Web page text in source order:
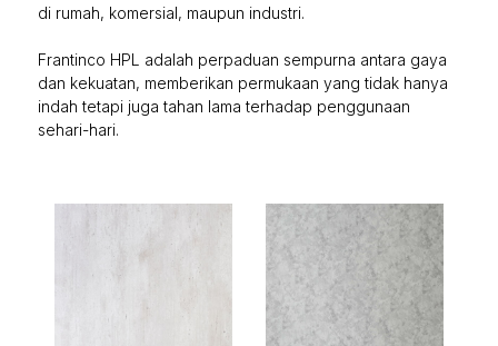
di rumah, komersial, maupun industri.
Frantinco HPL adalah perpaduan sempurna antara gaya
dan kekuatan, memberikan permukaan yang tidak hanya
indah tetapi juga tahan lama terhadap penggunaan
sehari-hari.